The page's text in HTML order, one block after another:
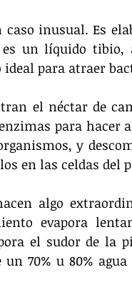
inusual. Es
un líquido tibio,
ideal para atraer
el néctar de
para hacer
y
en las celdas del
algo
evapora
el sudor de la
70% u 80%